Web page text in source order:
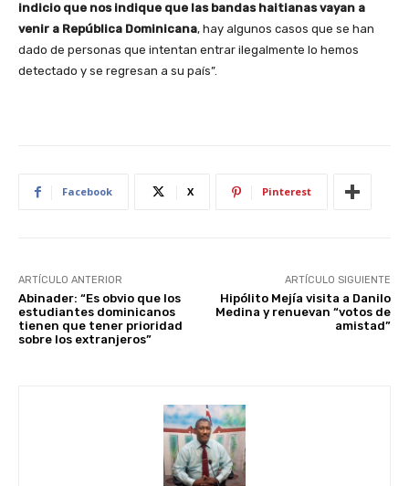
indicio que nos indique que las bandas haitianas vayan a
venir a República Dominicana, hay algunos casos que se han
dado de personas que intentan entrar ilegalmente lo hemos
detectado y se regresan a su país”.
Facebook X Pinterest
ARTÍCULO ANTERIOR
Abinader: “Es obvio que los
estudiantes dominicanos
tienen que tener prioridad
sobre los extranjeros”
ARTÍCULO SIGUIENTE
Hipólito Mejía visita a Danilo
Medina y renuevan “votos de
amistad”